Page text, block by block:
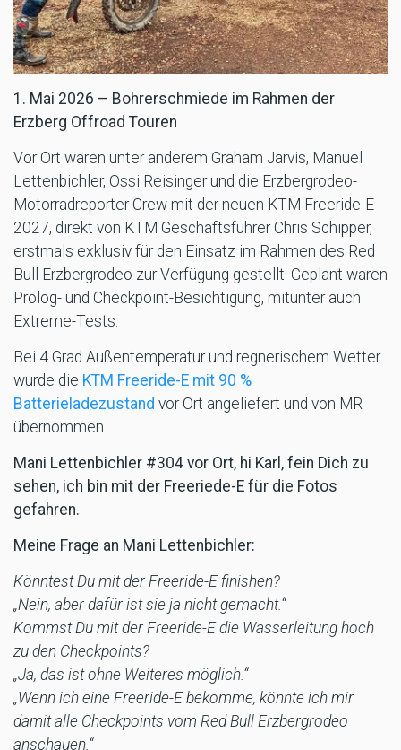
1. Mai 2026 – Bohrerschmiede im Rahmen der
Erzberg Offroad Touren
Vor Ort waren unter anderem Graham Jarvis, Manuel
Lettenbichler, Ossi Reisinger und die Erzbergrodeo-
Motorradreporter Crew mit der neuen KTM Freeride-E
2027, direkt von KTM Geschäftsführer Chris Schipper,
erstmals exklusiv für den Einsatz im Rahmen des Red
Bull Erzbergrodeo zur Verfügung gestellt. Geplant waren
Prolog- und Checkpoint-Besichtigung, mitunter auch
Extreme-Tests.
Bei 4 Grad Außentemperatur und regnerischem Wetter
wurde die KTM Freeride-E mit 90 %
Batterieladezustand vor Ort angeliefert und von MR
übernommen.
Mani Lettenbichler #304 vor Ort, hi Karl, fein Dich zu
sehen, ich bin mit der Freeriede-E für die Fotos
gefahren.
Meine Frage an Mani Lettenbichler:
Könntest Du mit der Freeride-E finishen?
„Nein, aber dafür ist sie ja nicht gemacht.“
Kommst Du mit der Freeride-E die Wasserleitung hoch
zu den Checkpoints?
„Ja, das ist ohne Weiteres möglich.“
„Wenn ich eine Freeride-E bekomme, könnte ich mir
damit alle Checkpoints vom Red Bull Erzbergrodeo
anschauen.“